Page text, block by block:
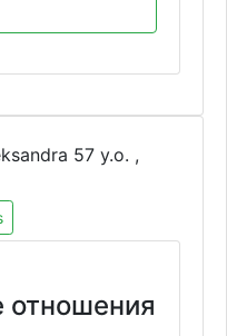
57 y.o. ,